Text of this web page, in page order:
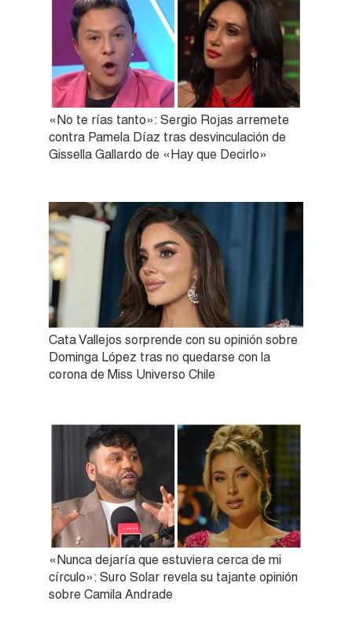
«No te rías tanto»: Sergio Rojas arremete
contra Pamela Díaz tras desvinculación de
Gissella Gallardo de «Hay que Decirlo»
Cata Vallejos sorprende con su opinión sobre
Dominga López tras no quedarse con la
corona de Miss Universo Chile
«Nunca dejaría que estuviera cerca de mi
círculo»: Suro Solar revela su tajante opinión
sobre Camila Andrade